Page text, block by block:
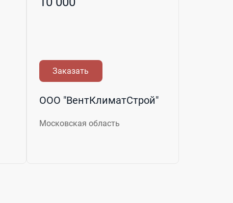
Заказать
ООО "ВентКлиматСтрой"
Московская область